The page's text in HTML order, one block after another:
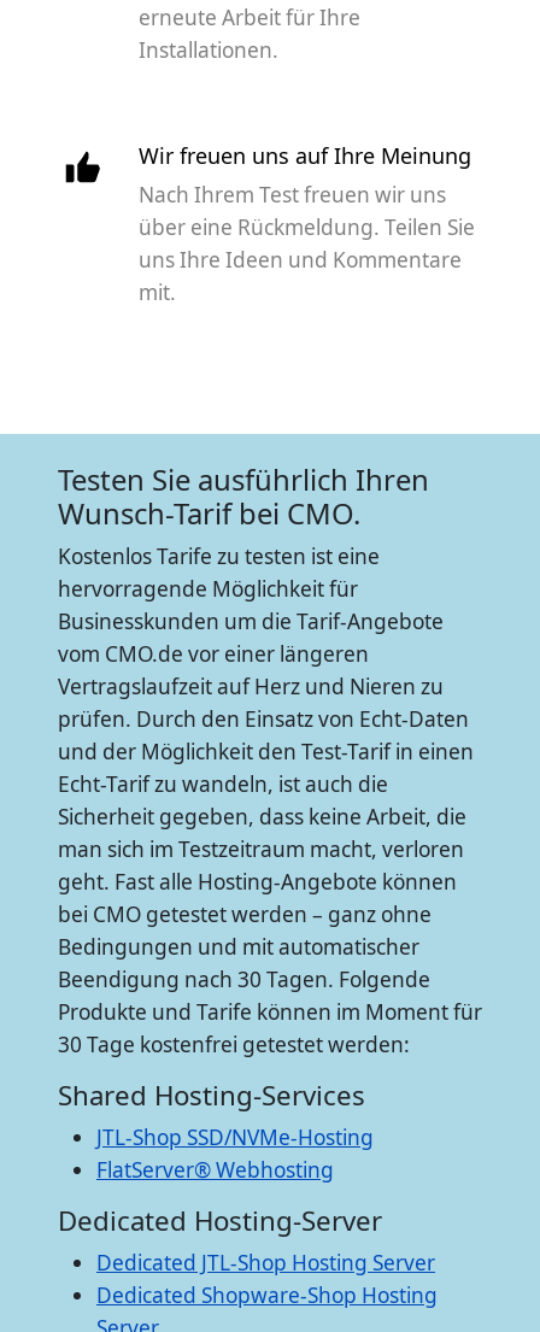
erneute Arbeit für Ihre
Installationen.
Wir freuen uns auf Ihre Meinung
Nach Ihrem Test freuen wir uns
über eine Rückmeldung. Teilen Sie
uns Ihre Ideen und Kommentare
mit.
Testen Sie ausführlich Ihren
Wunsch-Tarif bei CMO.
Kostenlos Tarife zu testen ist eine
hervorragende Möglichkeit für
Businesskunden um die Tarif-Angebote
vom CMO.de vor einer längeren
Vertragslaufzeit auf Herz und Nieren zu
prüfen. Durch den Einsatz von Echt-Daten
und der Möglichkeit den Test-Tarif in einen
Echt-Tarif zu wandeln, ist auch die
Sicherheit gegeben, dass keine Arbeit, die
man sich im Testzeitraum macht, verloren
geht. Fast alle Hosting-Angebote können
bei CMO getestet werden – ganz ohne
Bedingungen und mit automatischer
Beendigung nach 30 Tagen. Folgende
Produkte und Tarife können im Moment für
30 Tage kostenfrei getestet werden:
Shared Hosting-Services
JTL-Shop SSD/NVMe-Hosting
FlatServer® Webhosting
Dedicated Hosting-Server
Dedicated JTL-Shop Hosting Server
Dedicated Shopware-Shop Hosting